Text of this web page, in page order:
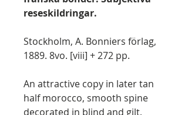
reseskildringar.
Stockholm, A. Bonniers förlag,
1889. 8vo. [viii] + 272 pp.
An attractive copy in later tan
half morocco, smooth spine
decorated in blind and gilt,